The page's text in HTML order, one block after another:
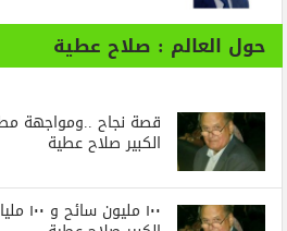
حول العالم : صلاح عطية
قصة نجاح ..ومواجهة
الكبير صلاح عطية
١٠٠